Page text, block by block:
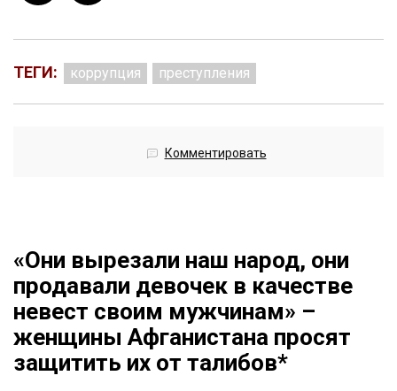
ТЕГИ: коррупция преступления
Комментировать
«Они вырезали наш народ, они
продавали девочек в качестве
невест своим мужчинам» –
женщины Афганистана просят
защитить их от талибов*